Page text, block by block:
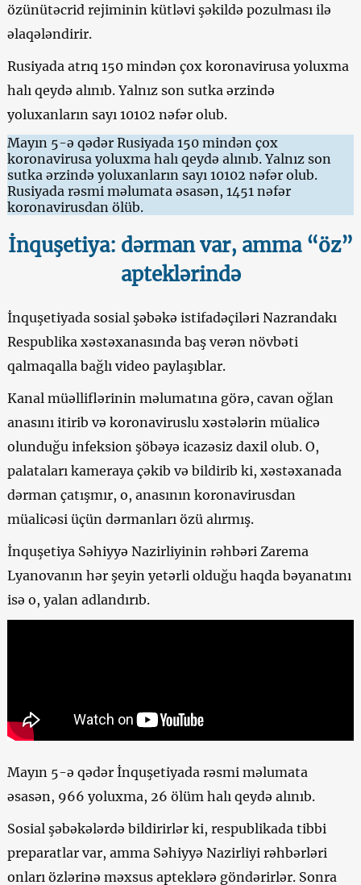
özünütəcrid rejiminin kütləvi şəkildə pozulması ilə
əlaqələndirir.
Rusiyada atrıq 150 mindən çox koronavirusa yoluxma
halı qeydə alınıb. Yalnız son sutka ərzində
yoluxanların sayı 10102 nəfər olub.
Mayın 5-ə qədər Rusiyada 150 mindən çox
koronavirusa yoluxma halı qeydə alınıb. Yalnız son
sutka ərzində yoluxanların sayı 10102 nəfər olub.
Rusiyada rəsmi məlumata əsasən, 1451 nəfər
koronavirusdan ölüb.
İnquşetiya: dərman var, amma “öz”
apteklərində
İnquşetiyada sosial şəbəkə istifadəçiləri Nazrandakı
Respublika xəstəxanasında baş verən növbəti
qalmaqalla bağlı video paylaşıblar.
Kanal müəlliflərinin məlumatına görə, cavan oğlan
anasını itirib və koronaviruslu xəstələrin müalicə
olunduğu infeksion şöbəyə icazəsiz daxil olub. O,
palataları kameraya çəkib və bildirib ki, xəstəxanada
dərman çatışmır, o, anasının koronavirusdan
müalicəsi üçün dərmanları özü alırmış.
İnquşetiya Səhiyyə Nazirliyinin rəhbəri Zarema
Lyanovanın hər şeyin yetərli olduğu haqda bəyanatını
isə o, yalan adlandırıb.
Mayın 5-ə qədər İnquşetiyada rəsmi məlumata
əsasən, 966 yoluxma, 26 ölüm halı qeydə alınıb.
Sosial şəbəkələrdə bildirirlər ki, respublikada tibbi
preparatlar var, amma Səhiyyə Nazirliyi rəhbərləri
onları özlərinə məxsus apteklərə göndərirlər. Sonra